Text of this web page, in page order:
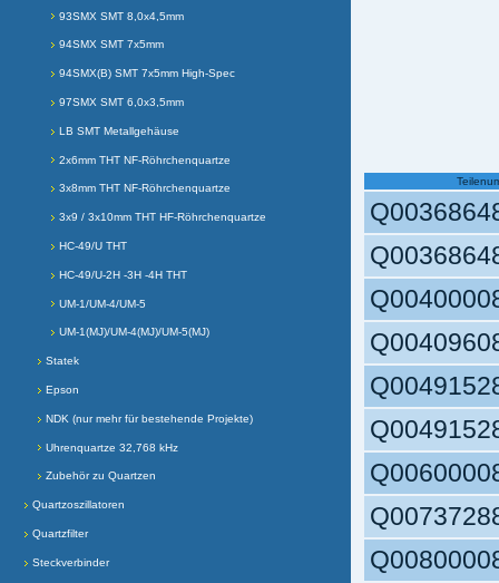
93SMX SMT 8,0x4,5mm
94SMX SMT 7x5mm
94SMX(B) SMT 7x5mm High-Spec
97SMX SMT 6,0x3,5mm
LB SMT Metallgehäuse
2x6mm THT NF-Röhrchenquartze
3x8mm THT NF-Röhrchenquartze
3x9 / 3x10mm THT HF-Röhrchenquartze
HC-49/U THT
HC-49/U-2H -3H -4H THT
UM-1/UM-4/UM-5
UM-1(MJ)/UM-4(MJ)/UM-5(MJ)
Statek
Epson
NDK (nur mehr für bestehende Projekte)
Uhrenquartze 32,768 kHz
Zubehör zu Quartzen
Quartzoszillatoren
Quartzfilter
Steckverbinder